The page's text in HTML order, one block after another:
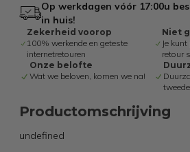
Op werkdagen vóór 17:00u
in huis!
Zekerheid voorop
100% werkende en geteste
internetretouren
Niet
Je
retour
Onze belofte
Wat we beloven, komen we na!
Productomschrijving
undefined